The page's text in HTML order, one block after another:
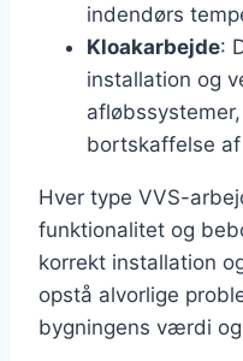
indendørs
Kloakarbejde:
installation og
bortskaffelse
Hver type VVS-
funktionalitet og
korrekt installation
opstå alvorlige
bygningens værdi